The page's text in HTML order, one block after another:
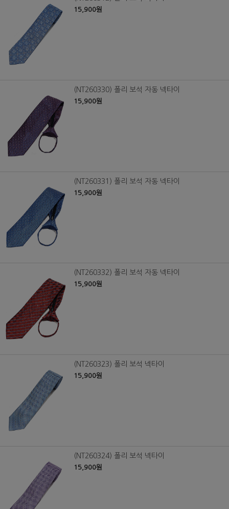
15,900원
(NT260330) 폴리 보석 자동 넥타이
15,900원
(NT260331) 폴리 보석 자동 넥타이
15,900원
(NT260332) 폴리 보석 자동 넥타이
15,900원
(NT260323) 폴리 보석 넥타이
15,900원
(NT260324) 폴리 보석 넥타이
15,900원